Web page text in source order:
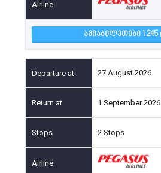
ᲐᲕᲘᲐᲑᲘᲚᲔᲗᲔᲑᲘ 1 245
27 August 2026
1 September 2026
2 Stops